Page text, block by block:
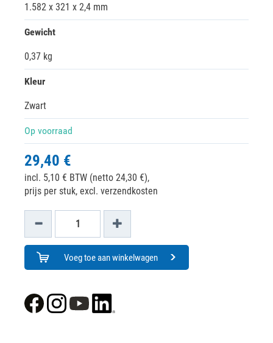
1.582 x 321 x 2,4 mm
Gewicht
0,37 kg
Kleur
Zwart
Op voorraad
29,40 €
incl. 5,10 € BTW (netto 24,30 €),
prijs per stuk, excl. verzendkosten
Voeg toe aan winkelwagen